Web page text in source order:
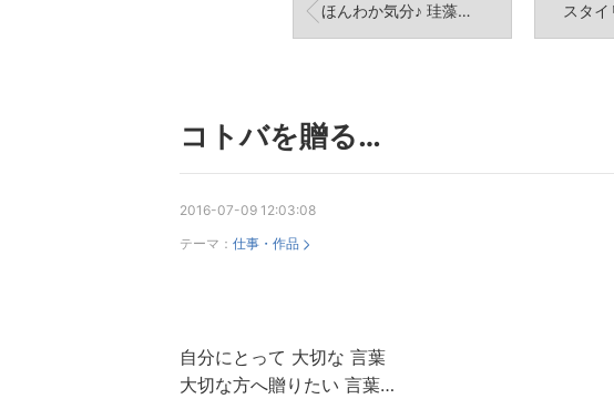
ほんわか気分♪ 珪藻土パネル作品
コトバを贈る…
2016-07-09 12:03:08
テーマ： 仕事・作品
自分にとって 大切な 言葉
大切な方へ贈りたい 言葉…